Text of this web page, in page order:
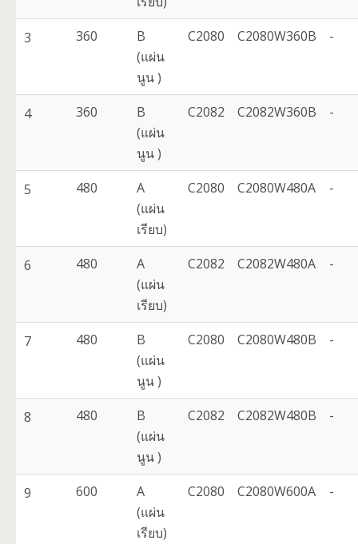
3 360
B
(แผ่น
นูน )
C2080 C2080W360B -
4 360
B
(แผ่น
นูน )
C2082 C2082W360B -
5 480
A
(แผ่น
เรียบ)
C2080 C2080W480A -
6 480
A
(แผ่น
เรียบ)
C2082 C2082W480A -
7 480
B
(แผ่น
นูน )
C2080 C2080W480B -
8 480
B
(แผ่น
นูน )
C2082 C2082W480B -
9 600
A
(แผ่น
เรียบ)
C2080 C2080W600A -